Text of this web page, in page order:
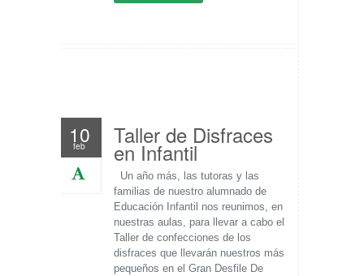
10
feb Taller de Disfraces
en Infantil
Un año más, las tutoras y las
familias de nuestro alumnado de
Educación Infantil nos reunimos, en
nuestras aulas, para llevar a cabo el
Taller de confecciones de los
disfraces que llevarán nuestros más
pequeños en el Gran Desfile De